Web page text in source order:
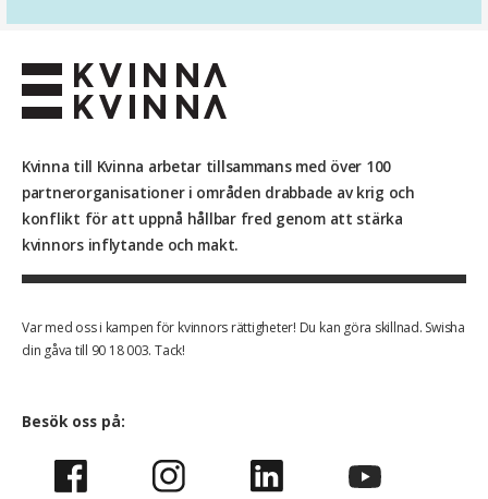
Kvinna till Kvinna arbetar tillsammans med över 100
partnerorganisationer i områden drabbade av krig och
konflikt för att uppnå hållbar fred genom att stärka
kvinnors inflytande och makt.
Var med oss i kampen för kvinnors rättigheter! Du kan göra skillnad. Swisha
din gåva till 90 18 003. Tack!
Besök oss på: